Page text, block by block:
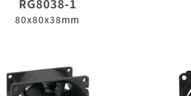
RG8038-1
80x80x38mm